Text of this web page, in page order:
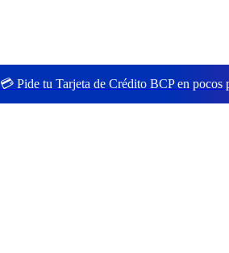
💳 Pide tu Tarjeta de Crédito BCP en pocos